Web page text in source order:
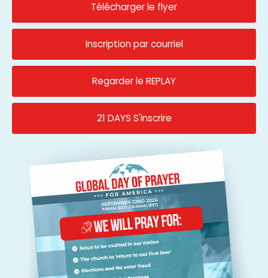
Télécharger le flyer
Inscription par courriel
Regarder le REPLAY
21 DAYS S'inscrire